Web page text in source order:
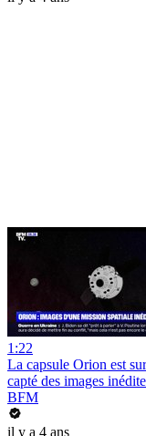
1:22
La capsule Orion est
capté des images
BFM
il y a 4 ans